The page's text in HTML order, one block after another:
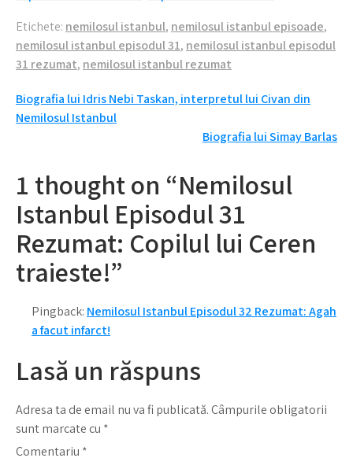
Etichete: nemilosul istanbul, nemilosul istanbul episoade,
nemilosul istanbul episodul 31, nemilosul istanbul episodul
31 rezumat, nemilosul istanbul rezumat
Navigare
în
Biografia lui Idris Nebi Taskan, interpretul lui Civan din
Nemilosul Istanbul
Biografia lui Simay Barlas
1 thought on “Nemilosul
Istanbul Episodul 31
Rezumat: Copilul lui Ceren
traieste!”
Pingback: Nemilosul Istanbul Episodul 32 Rezumat: Agah
a facut infarct!
Lasă un răspuns
Adresa ta de email nu va fi publicată.Câmpurile obligatorii
sunt marcate cu *
Comentariu *